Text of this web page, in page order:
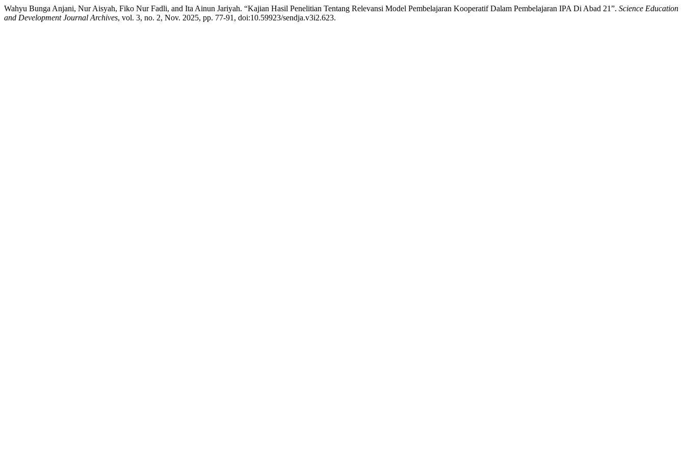
Wahyu Bunga Anjani, Nur Aisyah, Fiko Nur Fadli, and Ita Ainun Jariyah. “Kajian Hasil Penelitian Tentang Relevansi Model Pembelajaran Kooperatif Dalam Pembelajaran IPA Di Abad 21”. Science Education
and Development Journal Archives, vol. 3, no. 2, Nov. 2025, pp. 77-91, doi:10.59923/sendja.v3i2.623.